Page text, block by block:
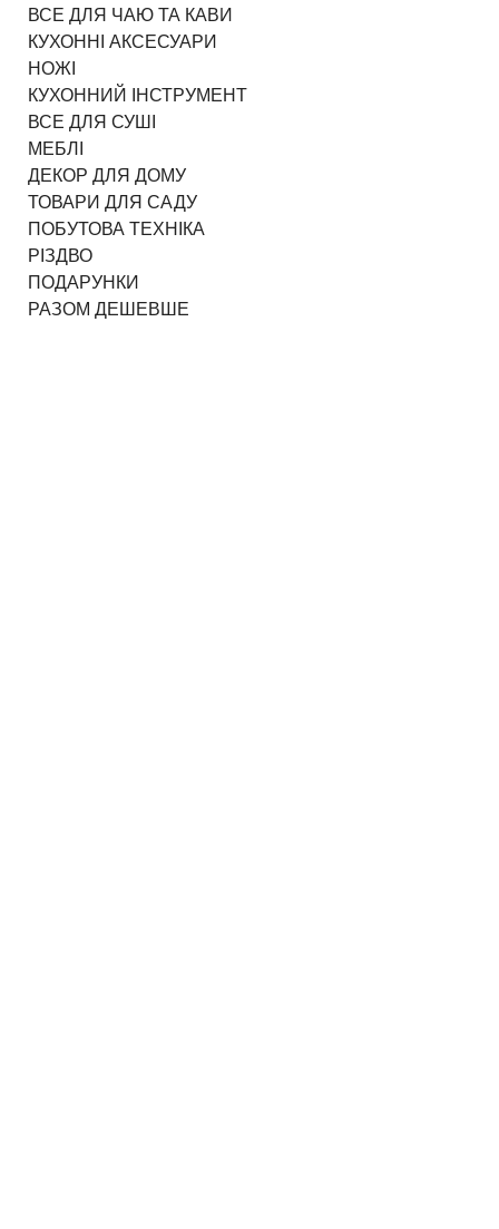
ВСЕ ДЛЯ ЧАЮ ТА КАВИ
КУХОННІ АКСЕСУАРИ
НОЖІ
КУХОННИЙ ІНСТРУМЕНТ
ВСЕ ДЛЯ СУШІ
МЕБЛІ
ДЕКОР ДЛЯ ДОМУ
ТОВАРИ ДЛЯ САДУ
ПОБУТОВА ТЕХНІКА
РІЗДВО
ПОДАРУНКИ
РАЗОМ ДЕШЕВШЕ